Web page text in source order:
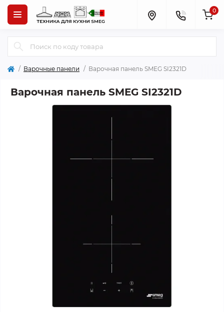
0
Варочные панели Варочная панель SMEG SI2321D
Варочная панель SMEG SI2321D